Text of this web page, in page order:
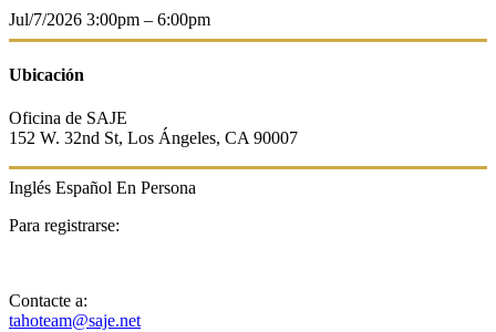
Jul/7/2026 3:00pm – 6:00pm
Ubicación
Oficina de SAJE
152 W. 32nd St, Los Ángeles, CA 90007
Inglés Español En Persona
Para registrarse:
Contacte a:
tahoteam@saje.net